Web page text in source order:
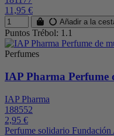
11,95 €
Añadir a la
Puntos Trébol: 1.1
Perfumes
IAP Pharma Perfume
IAP Pharma
188552
2,95 €
Perfume solidario Fundación